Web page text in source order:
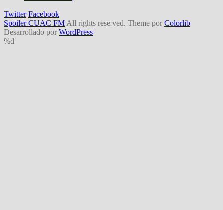
Twitter Facebook
Spoiler CUAC FM All rights reserved. Theme por Colorlib
Desarrollado por WordPress
%d